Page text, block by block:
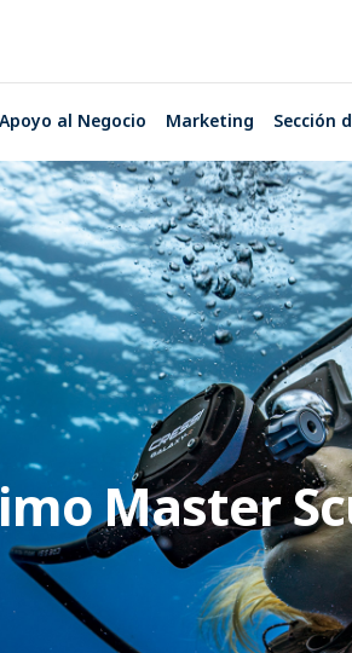
Apoyo al Negocio Marketing Sección
Master